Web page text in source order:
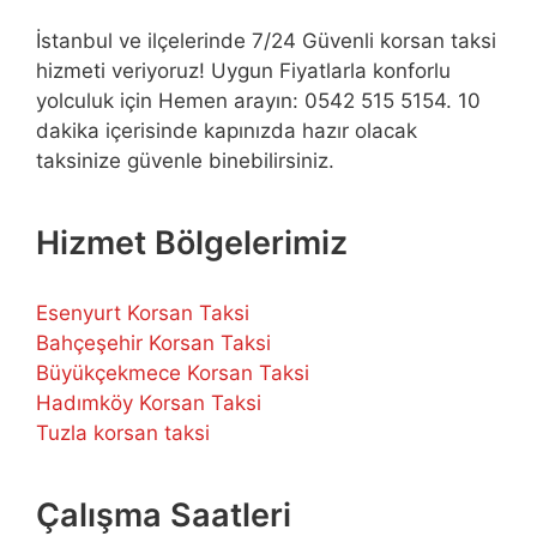
İstanbul ve ilçelerinde 7/24 Güvenli korsan taksi
hizmeti veriyoruz! Uygun Fiyatlarla konforlu
yolculuk için Hemen arayın: 0542 515 5154. 10
dakika içerisinde kapınızda hazır olacak
taksinize güvenle binebilirsiniz.
Hizmet Bölgelerimiz
Esenyurt Korsan Taksi
Bahçeşehir Korsan Taksi
Büyükçekmece Korsan Taksi
Hadımköy Korsan Taksi
Tuzla korsan taksi
Çalışma Saatleri